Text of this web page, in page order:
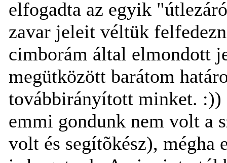
elfogadta az egyik
zavar jeleit véltük
cimborám által elmondott
megütközött barátom
továbbirányított minket. :))
emmi gondunk nem volt a
volt és segítõkész),